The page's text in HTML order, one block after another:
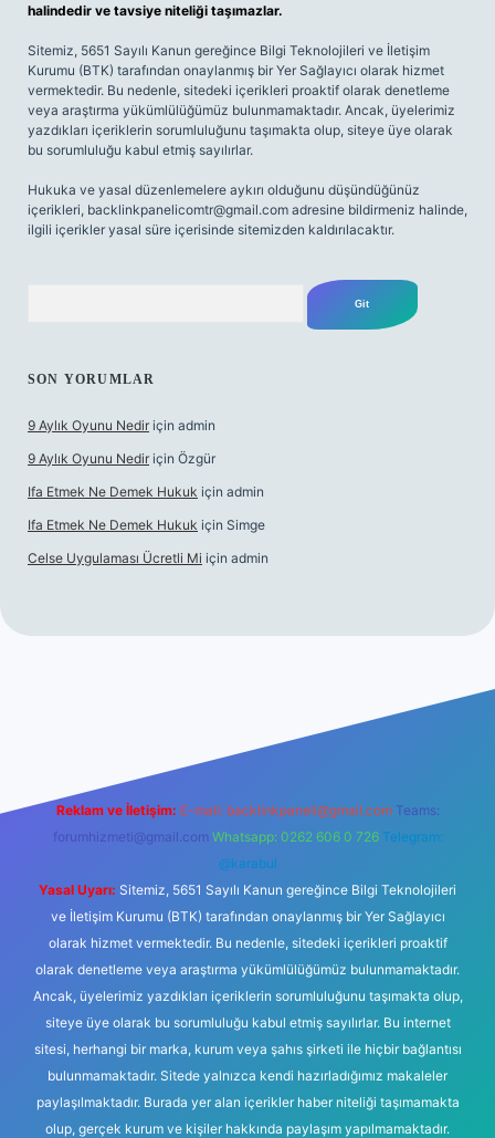
halindedir ve tavsiye niteliği taşımazlar.
Sitemiz, 5651 Sayılı Kanun gereğince Bilgi Teknolojileri ve İletişim
Kurumu (BTK) tarafından onaylanmış bir Yer Sağlayıcı olarak hizmet
vermektedir. Bu nedenle, sitedeki içerikleri proaktif olarak denetleme
veya araştırma yükümlülüğümüz bulunmamaktadır. Ancak, üyelerimiz
yazdıkları içeriklerin sorumluluğunu taşımakta olup, siteye üye olarak
bu sorumluluğu kabul etmiş sayılırlar.
Hukuka ve yasal düzenlemelere aykırı olduğunu düşündüğünüz
içerikleri, backlinkpanelicomtr@gmail.com adresine bildirmeniz halinde,
ilgili içerikler yasal süre içerisinde sitemizden kaldırılacaktır.
SON YORUMLAR
9 Aylık Oyunu Nedir için admin
9 Aylık Oyunu Nedir için Özgür
Ifa Etmek Ne Demek Hukuk için admin
Ifa Etmek Ne Demek Hukuk için Simge
Celse Uygulaması Ücretli Mi için admin
Reklam ve İletişim: E-mail: backlinkpaneli@gmail.com Teams:
forumhizmeti@gmail.com Whatsapp: 0262 606 0 726 Telegram:
@karabul
Yasal Uyarı: Sitemiz, 5651 Sayılı Kanun gereğince Bilgi Teknolojileri
ve İletişim Kurumu (BTK) tarafından onaylanmış bir Yer Sağlayıcı
olarak hizmet vermektedir. Bu nedenle, sitedeki içerikleri proaktif
olarak denetleme veya araştırma yükümlülüğümüz bulunmamaktadır.
Ancak, üyelerimiz yazdıkları içeriklerin sorumluluğunu taşımakta olup,
siteye üye olarak bu sorumluluğu kabul etmiş sayılırlar. Bu internet
sitesi, herhangi bir marka, kurum veya şahıs şirketi ile hiçbir bağlantısı
bulunmamaktadır. Sitede yalnızca kendi hazırladığımız makaleler
paylaşılmaktadır. Burada yer alan içerikler haber niteliği taşımamakta
olup, gerçek kurum ve kişiler hakkında paylaşım yapılmamaktadır.